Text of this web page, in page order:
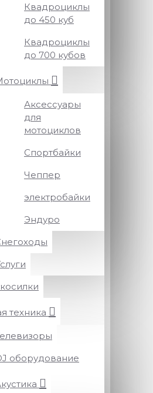
Квадроциклы
до 450 куб
Квадроциклы
до 700 кубов
Аксессуары
для
мотоциклов
Спортбайки
Чеппер
электробайки
Эндуро
техника
оборудование